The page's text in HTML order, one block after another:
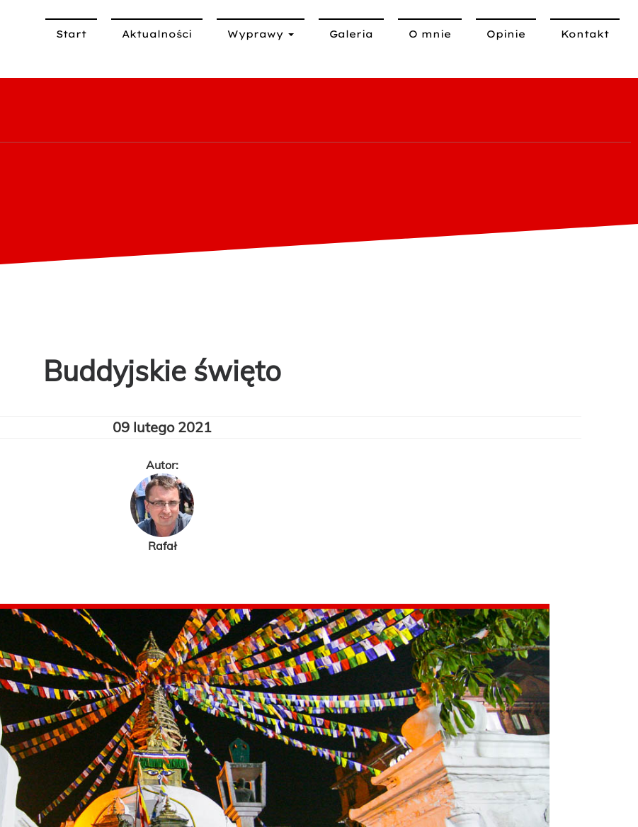
Start Aktualności Wyprawy Galeria O mnie Opinie Kontakt
Buddyjskie święto
09 lutego 2021
Autor:
Rafał